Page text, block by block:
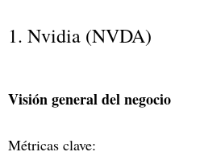
1. Nvidia (NVDA)
Visión general del negocio
Métricas clave: